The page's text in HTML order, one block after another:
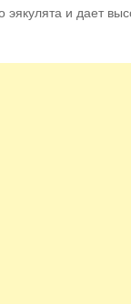
и дает